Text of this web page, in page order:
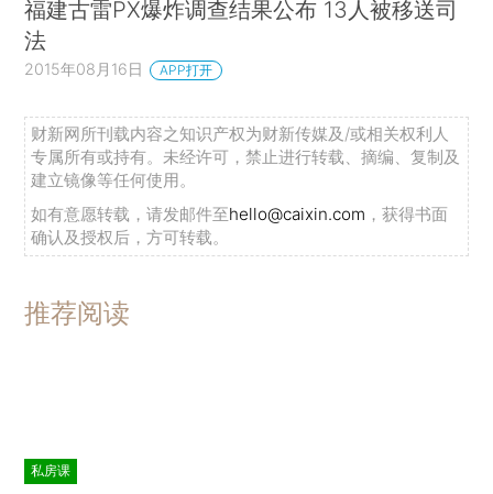
福建古雷PX爆炸调查结果公布 13人被移送司
法
2015年08月16日 APP打开
财新网所刊载内容之知识产权为财新传媒及/或相关权利人
专属所有或持有。未经许可，禁止进行转载、摘编、复制及
建立镜像等任何使用。
如有意愿转载，请发邮件至hello@caixin.com ，获得书面
确认及授权后，方可转载。
推荐阅读
私房课